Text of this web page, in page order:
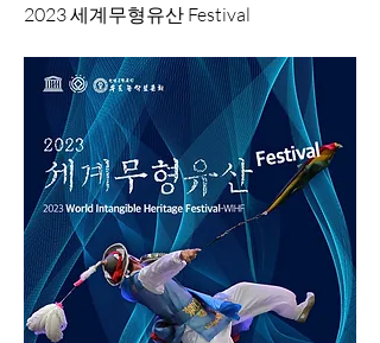
2023 ​세계무형유산 Festival